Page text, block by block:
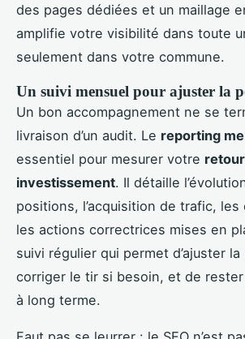
des pages dédiées et un maillage
amplifie votre visibilité dans toute
seulement dans votre commune.
Un suivi mensuel pour ajuster la
Un bon accompagnement ne se
livraison d’un audit. Le reporting
essentiel pour mesurer votre
investissement. Il détaille
positions, l’acquisition de trafic,
les actions correctrices mises en
suivi régulier qui permet d’ajuster
corriger le tir si besoin, et de
à long terme.